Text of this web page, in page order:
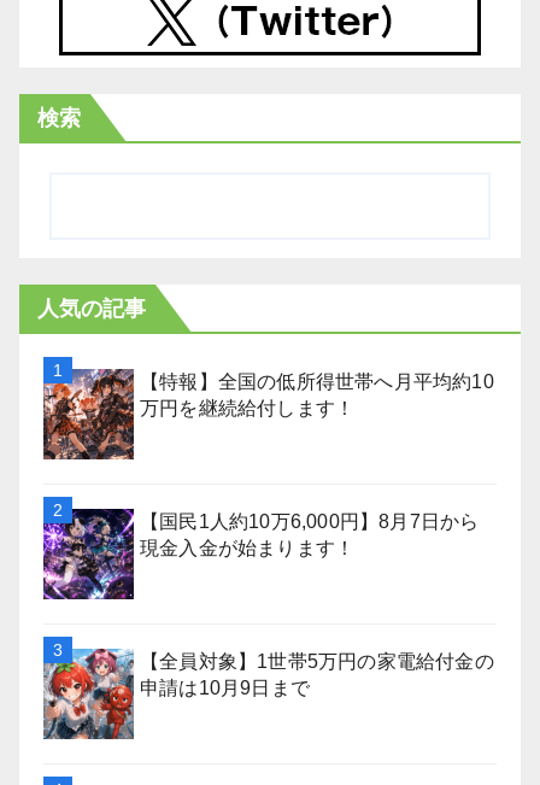
検索
人気の記事
【特報】全国の低所得世帯へ月平均約10
万円を継続給付します！
【国民1人約10万6,000円】8月7日から
現金入金が始まります！
【全員対象】1世帯5万円の家電給付金の
申請は10月9日まで